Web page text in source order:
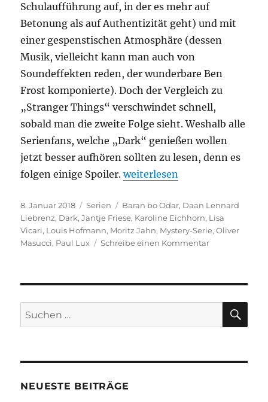
Schulaufführung auf, in der es mehr auf
Betonung als auf Authentizität geht) und mit
einer gespenstischen Atmosphäre (dessen
Musik, vielleicht kann man auch von
Soundeffekten reden, der wunderbare Ben
Frost komponierte). Doch der Vergleich zu
„Stranger Things“ verschwindet schnell,
sobald man die zweite Folge sieht. Weshalb alle
Serienfans, welche „Dark“ genießen wollen
jetzt besser aufhören sollten zu lesen, denn es
folgen einige Spoiler.„Dark“
weiterlesen
Veröffentlicht
am
8. Januar 2018 Kategorien
Serien Schlagwörter
Baran bo Odar, Daan Lennard
Liebrenz, Dark,Jantje Friese, Karoline Eichhorn, Lisa
Vicari, Louis Hofmann, Moritz Jahn, Mystery-Serie,Oliver
Masucci, Paul Lux Schreibe einen Kommentarzu
Suchen
nach:
NEUESTE BEITRÄGE